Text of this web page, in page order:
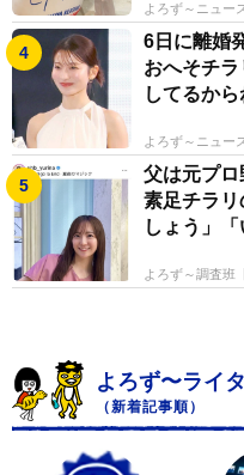
よろず～ニュー
6日に離婚
おへそチ
してるか
よろず～ニュー
父は元プ
素足チラリ
しょう」
よろず～調査班
よろず〜ライ
（新着記事順）